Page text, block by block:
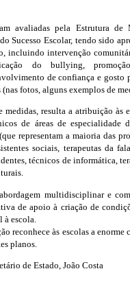
avaliadas pela Estrutura de
Sucesso Escolar, tendo sido
incluindo intervenção
do bullying,
de confiança e gosto
fotos, alguns exemplos de
resulta a atribuição às
de áreas de especialidade
representam a maioria das
sociais, terapeutas da
técnicos de informática,
multidisciplinar e
de apoio à criação de
à escola.
reconhece às escolas a enorme
planos.
de Estado, João Costa